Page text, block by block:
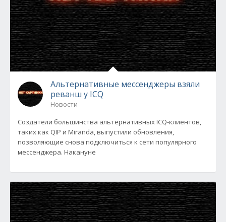
Альтернативные мессенджеры взяли
реванш у ICQ
Новости
Создатели большинства альтернативных ICQ-клиентов,
таких как QIP и Miranda, выпустили обновления,
позволяющие снова подключиться к сети популярного
мессенджера. Накануне